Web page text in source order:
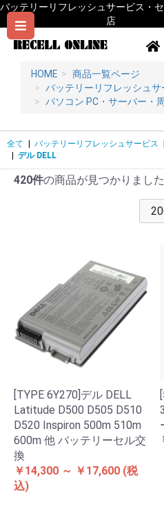
バッテリーリフレッシュサービス・
店
HOME
商品一覧ページ
バッテリーリフレッシュサ
パソコン PC・サーバー・
全て バッテリーリフレッシュサービス
デル DELL
420件の商品が見つかりました
[TYPE 6Y270]デル DELL
Latitude D500 D505 D510
D520 Inspiron 500m 510m
600m 他 バッテリーセル交
換
￥14,300 ～ ￥17,600 (税
込)